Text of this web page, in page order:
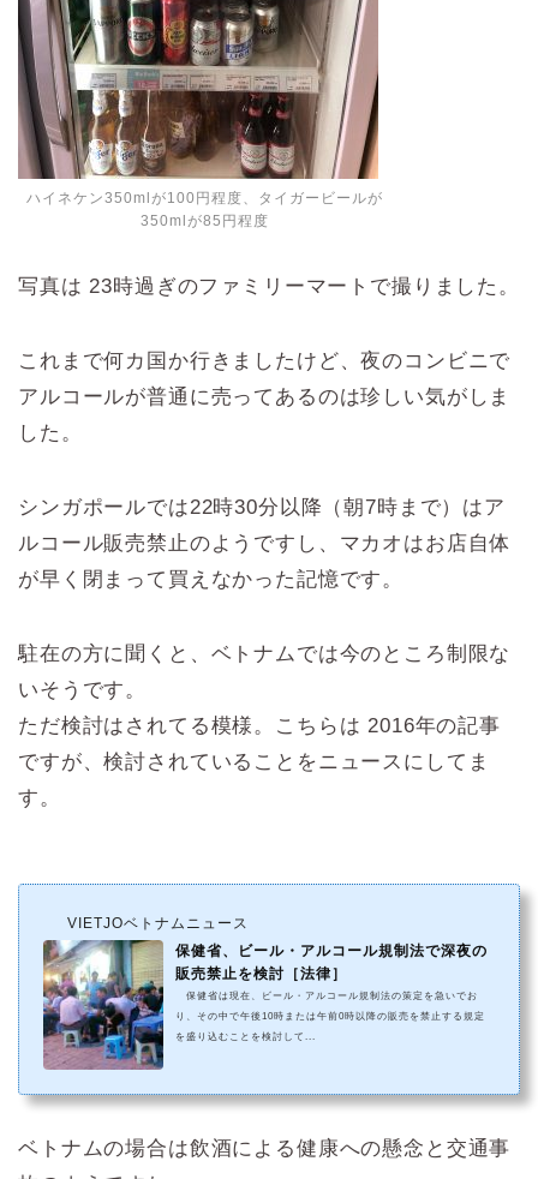
ハイネケン350mlが100円程度、タイガービールが
350mlが85円程度
写真は 23時過ぎのファミリーマートで撮りました。
これまで何カ国か行きましたけど、夜のコンビニで
アルコールが普通に売ってあるのは珍しい気がしま
した。
シンガポールでは22時30分以降（朝7時まで）はア
ルコール販売禁止のようですし、マカオはお店自体
が早く閉まって買えなかった記憶です。
駐在の方に聞くと、ベトナムでは今のところ制限な
いそうです。
ただ検討はされてる模様。こちらは 2016年の記事
ですが、検討されていることをニュースにしてま
す。
VIETJOベトナムニュース
保健省、ビール・アルコール規制法で深夜の
販売禁止を検討［法律］
保健省は現在、ビール・アルコール規制法の策定を急いでお
り、その中で午後10時または午前0時以降の販売を禁止する規定
を盛り込むことを検討して...
ベトナムの場合は飲酒による健康への懸念と交通事